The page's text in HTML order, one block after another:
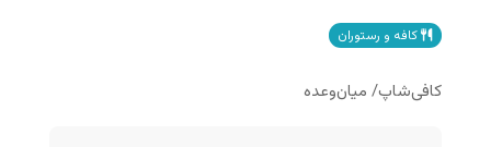
کافه و رستوران
کافی‌شاپ/ میان‌وعده